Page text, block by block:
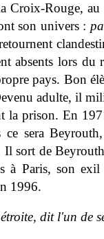
Croix-Rouge,
son univers :
absents lors du
pays. Bon
adulte, il
la prison. En
ce sera
Il sort de
à Paris, son
1996.
dit l'un de